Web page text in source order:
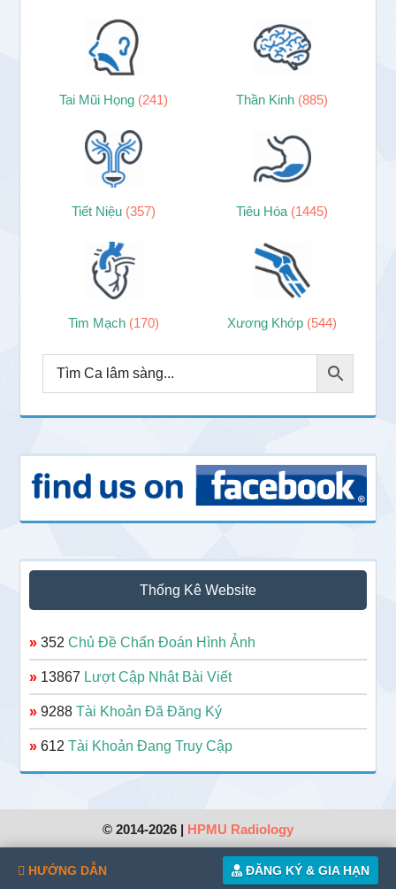
Tai Mũi Họng (241) Thần Kinh (885)
Tiết Niệu (357) Tiêu Hóa (1445)
Tim Mạch (170) Xương Khớp (544)
Thống Kê Website
» 352Chủ Đề Chẩn Đoán Hình Ảnh
» 13867 Lượt Cập Nhật Bài Viết
» 9288Tài Khoản Đã Đăng Ký
» 612Tài Khoản Đang Truy Cập
© 2014-2026 | HPMU Radiology
HƯỚNG DẪN ĐĂNG KÝ & GIA HẠN